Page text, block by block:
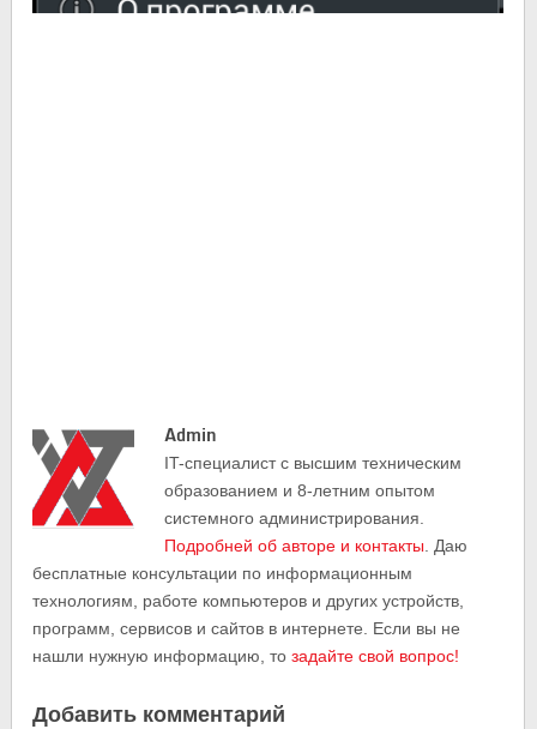
Admin
IT-cпециалист с высшим техническим
образованием и 8-летним опытом
системного администрирования.
Подробней об авторе и контакты . Даю
бесплатные консультации по информационным
технологиям, работе компьютеров и других устройств,
программ, сервисов и сайтов в интернете. Если вы не
нашли нужную информацию, тозадайте свой вопрос!
Добавить комментарий